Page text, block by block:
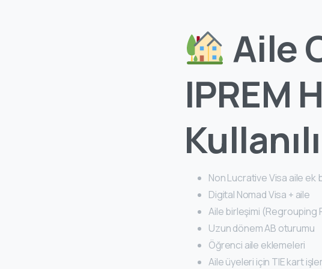
Aile
IPREM
Non Lucrative Visa aile ek
Digital Nomad Visa + aile
Aile birleşimi (Regrouping
Uzun dönem AB oturumu
Öğrenci aile eklemeleri
Aile üyeleri için TIE kart